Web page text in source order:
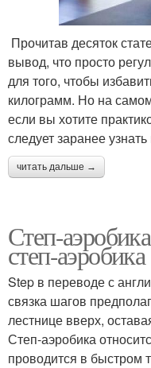
Прочитав десяток
вывод, что просто
для того, чтобы
килограмм. Но на
если вы хотите
следует заранее
читать дальше →
Степ-
степ-аэробика
Step в переводе с
связка шагов
лестнице вверх,
Степ-аэробика
проводится в быстром